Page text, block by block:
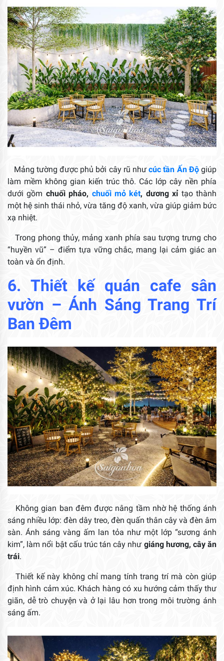
Mảng tường được phủ bởi cây rũ nhưcúc tần Ấn Độgiúp
làm mềm không gian kiến trúc thô. Các lớp cây nền phía
dưới gồm chuối pháo, chuối mỏ két, dương xỉtạo thành
một hệ sinh thái nhỏ, vừa tăng độ xanh, vừa giúp giảm bức
xạ nhiệt.
Trong phong thủy, mảng xanh phía sau tượng trưng cho
“huyền vũ” – điểm tựa vững chắc, mang lại cảm giác an
toàn và ổn định.
6. Thiết kế quán cafe sân
vườn – Ánh Sáng Trang Trí
Ban Đêm
Không gian ban đêm được nâng tầm nhờ hệ thống ánh
sáng nhiều lớp: đèn dây treo, đèn quấn thân cây và đèn âm
sàn. Ánh sáng vàng ấm lan tỏa như một lớp “sương ánh
kim”, làm nổi bật cấu trúc tán cây như giáng hương, cây ăn
trái.
Thiết kế này không chỉ mang tính trang trí mà còn giúp
định hình cảm xúc. Khách hàng có xu hướng cảm thấy thư
giãn, dễ trò chuyện và ở lại lâu hơn trong môi trường ánh
sáng ấm.